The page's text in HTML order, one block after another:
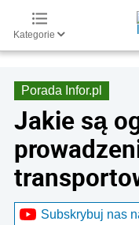
Kategorie
Porada Infor.pl
Jakie są
Subskrybuj nas